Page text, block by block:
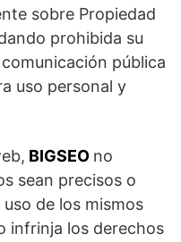
sobre Propiedad
prohibida su
pública
uso personal y
BIGSEO no
sean precisos o
de los mismos
infrinja los derechos